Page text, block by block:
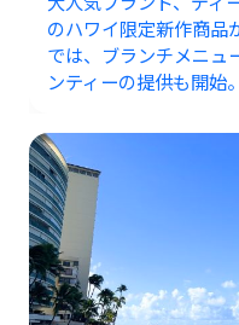
のハワイ限定新作商品
では、ブランチメニュ
ンティーの提供も開始。